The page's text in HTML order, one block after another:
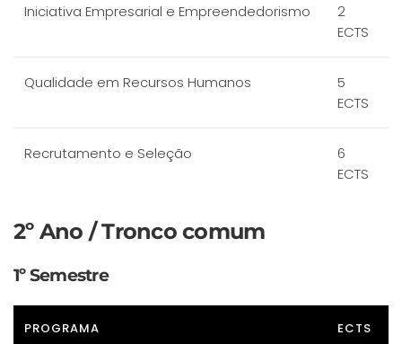
Iniciativa Empresarial e Empreendedorismo
2
ECTS
Qualidade em Recursos Humanos
5
ECTS
Recrutamento e Seleção
6
ECTS
2º Ano / Tronco comum
1º Semestre
PROGRAMA ECTS